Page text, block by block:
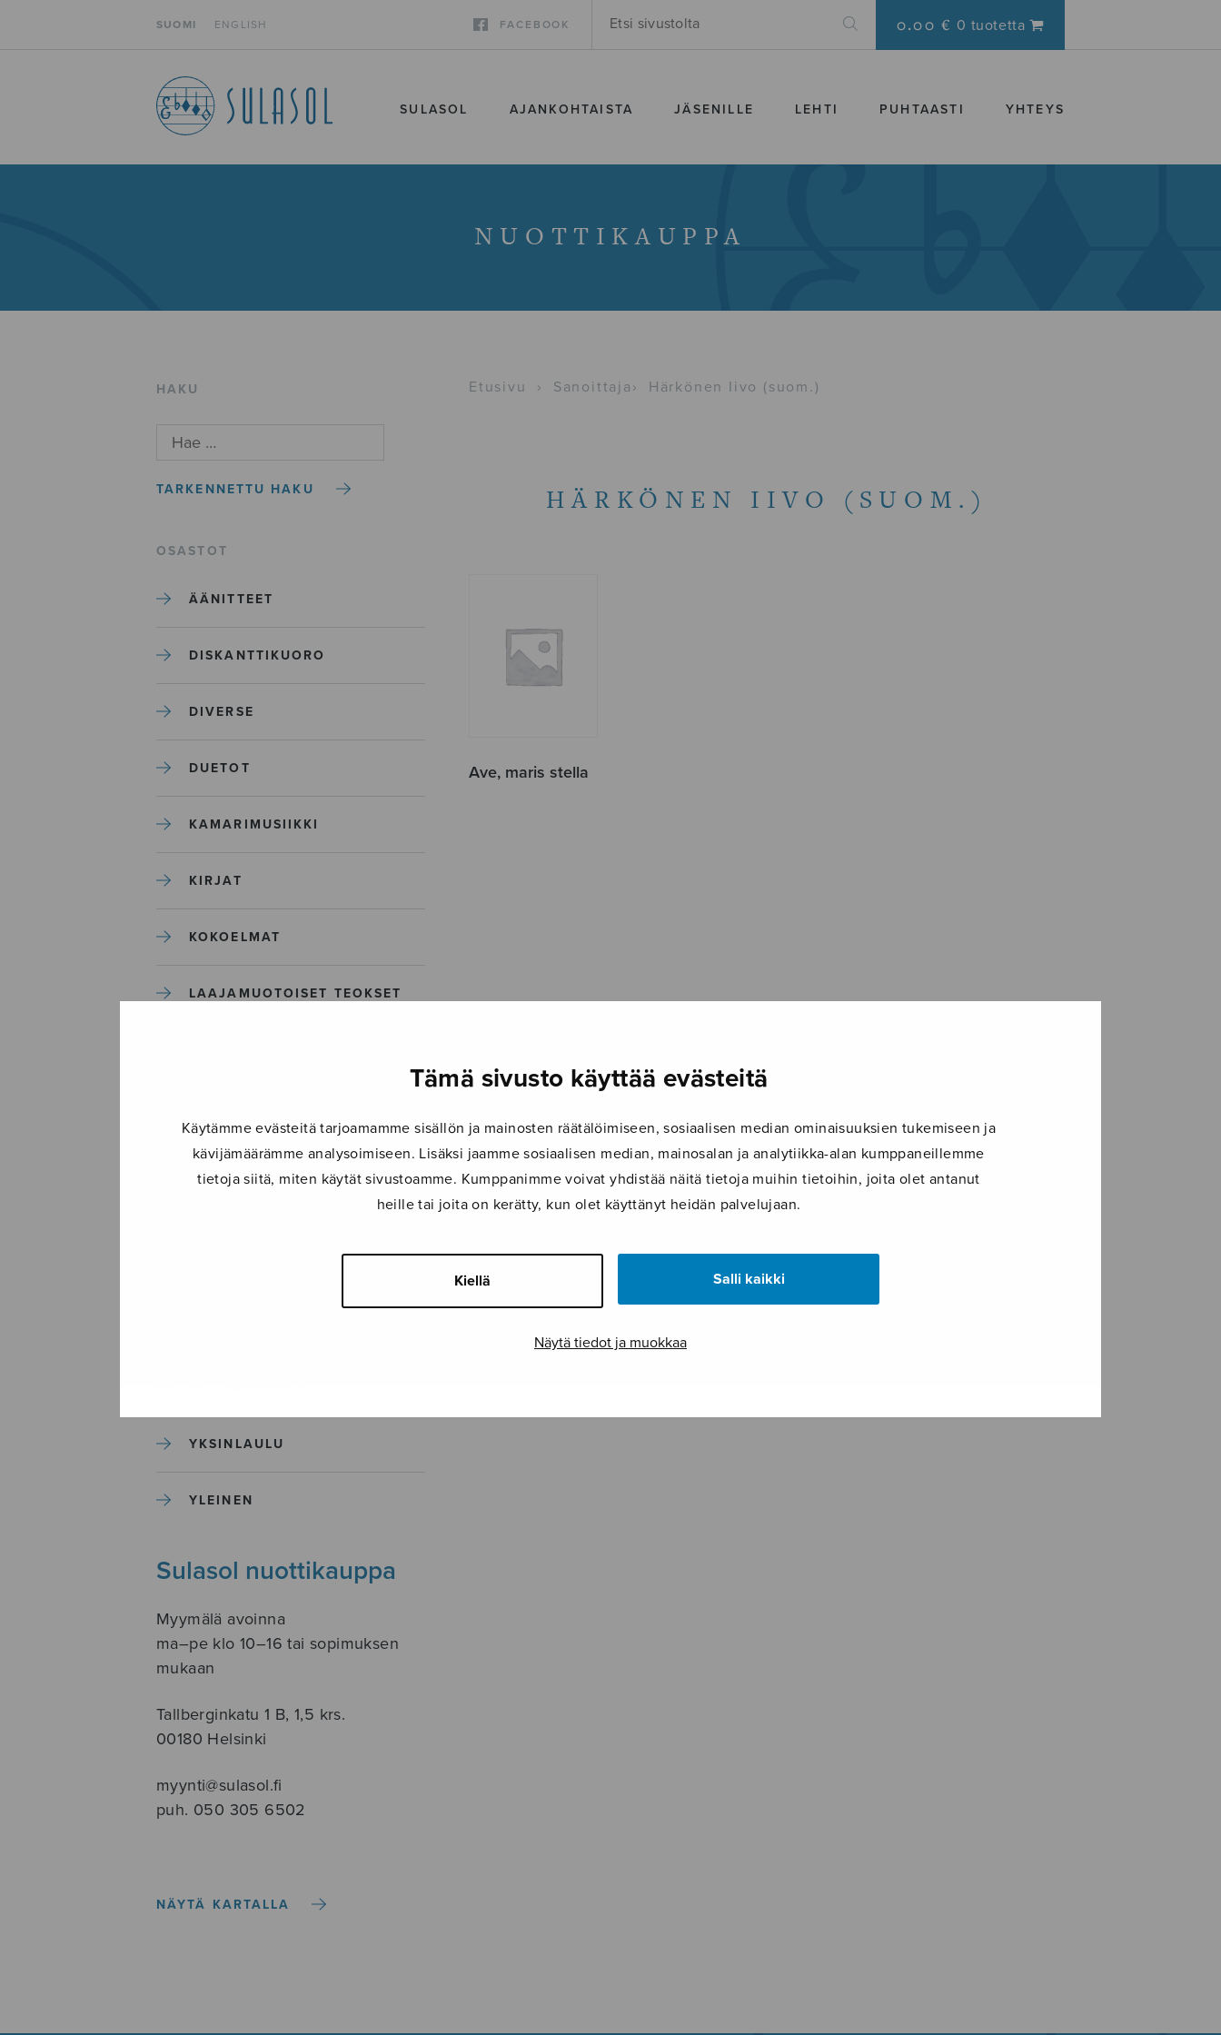
Tämä sivusto käyttää evästeitä
Käytämme evästeitä tarjoamamme sisällön ja mainosten räätälöimiseen, sosiaalisen median ominaisuuksien tukemiseen ja
kävijämäärämme analysoimiseen. Lisäksi jaamme sosiaalisen median, mainosalan ja analytiikka-alan kumppaneillemme
tietoja siitä, miten käytät sivustoamme. Kumppanimme voivat yhdistää näitä tietoja muihin tietoihin, joita olet antanut
heille tai joita on kerätty, kun olet käyttänyt heidän palvelujaan.
Kiellä Salli kaikki
Näytä tiedot ja muokkaa
SUOMI ENGLISH FACEBOOK 0.00 € 0 tuotetta
SULASOL AJANKOHTAISTA JÄSENILLE LEHTI PUHTAASTI YHTEYS
NUOTTIKAUPPA
HAKU
TARKENNETTU HAKU
OSASTOT
ÄÄNITTEET
DISKANTTIKUORO
DIVERSE
DUETOT
KAMARIMUSIIKKI
KIRJAT
KOKOELMAT
LAAJAMUOTOISET TEOKSET
MUUT
YKSINLAULU
YLEINEN
Sulasol nuottikauppa
Myymälä avoinna
ma–pe klo 10–16 tai sopimuksen
mukaan
Tallberginkatu 1 B, 1,5 krs.
00180 Helsinki
myynti@sulasol.fi
puh. 050 305 6502
NÄYTÄ KARTALLA
Etusivu › Sanoittaja › Härkönen Iivo (suom.)
HÄRKÖNEN IIVO (SUOM.)
Ave, maris stella